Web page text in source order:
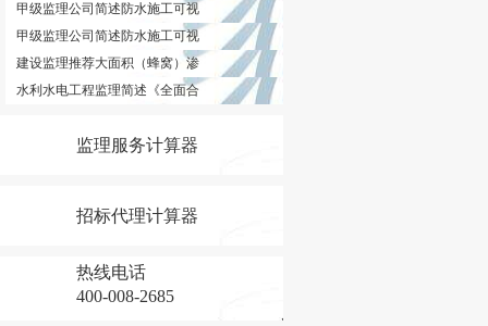
甲级监理公司简述防水施工可视
甲级监理公司简述防水施工可视
建设监理推荐大面积（蜂窝）渗
水利水电工程监理简述《全面合
监理服务计算器
招标代理计算器
热线电话
400-008-2685